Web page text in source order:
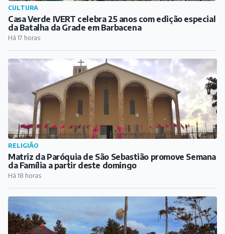
CULTURA
Casa Verde IVERT celebra 25 anos com edição especial
da Batalha da Grade em Barbacena
Há 17 horas
RELIGIÃO
Matriz da Paróquia de São Sebastião promove Semana
da Família a partir deste domingo
Há 18 horas